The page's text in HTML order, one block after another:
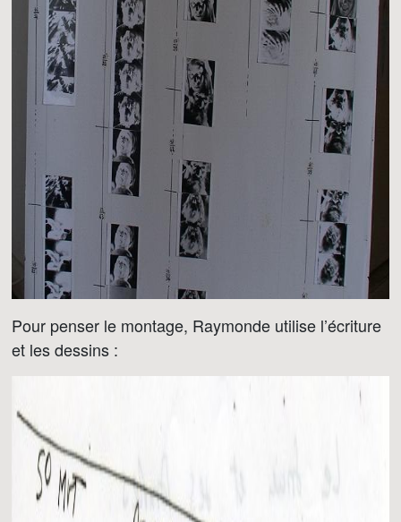
Pour penser le montage, Raymonde utilise l’écriture
et les dessins :